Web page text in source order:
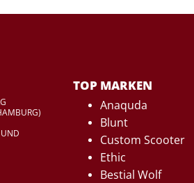
UND
TOP MARKEN
Anaquda
Blunt
Custom Scooter
Ethic
Bestial Wolf